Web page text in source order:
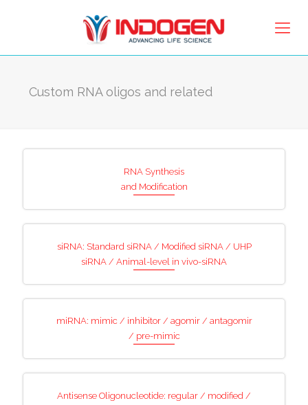
Custom RNA oligos and related
RNA Synthesis
and Modification
siRNA: Standard siRNA / Modified siRNA / UHP
siRNA / Animal-level in vivo-siRNA
miRNA: mimic / inhibitor / agomir / antagomir
/ pre-mimic
Antisense Oligonucleotide: regular / modified /